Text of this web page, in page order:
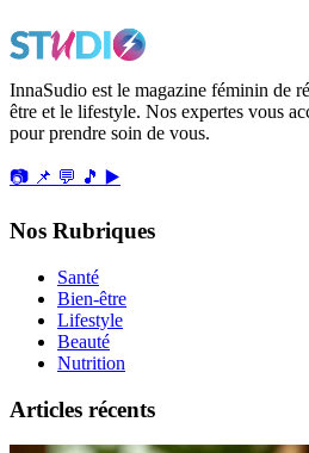
InnaSudio est le magazine féminin de
être et le lifestyle. Nos expertes vous
pour prendre soin de vous.
📷 📌 💬 🎵 ▶️
Nos Rubriques
Santé
Bien-être
Lifestyle
Beauté
Nutrition
Articles récents